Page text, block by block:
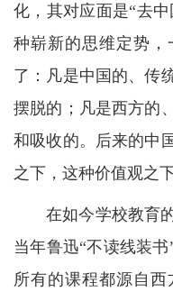
化，其对应面是“去
种崭新的思维定势
了：凡是中国的、传
摆脱的；凡是西方的
和吸收的。后来的中
之下，这种价值观之
在如今学校教育
当年鲁迅“不读线装
所有的课程都源自